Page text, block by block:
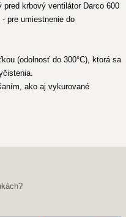
krbový ventilátor Darco 600
pre umiestnenie do
(odolnosť do 300°C), ktorá sa
ako aj vykurované